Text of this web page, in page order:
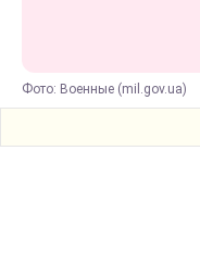
Фото: Военные (mil.gov.ua)